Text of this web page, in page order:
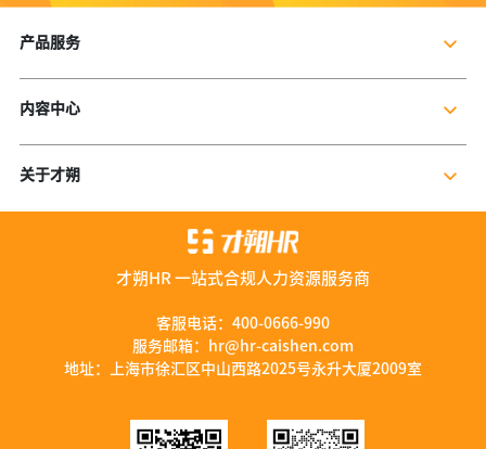
产品服务
企业社保服务
个人社保服务
残保金规划
内容中心
公司新闻
行业干货
关于才朔
公司介绍
才朔HR 一站式合规人力资源服务商
客服电话： 400-0666-990
服务邮箱：
hr@hr-caishen.com
地址：上海市徐汇区中山西路2025号永升大厦2009室